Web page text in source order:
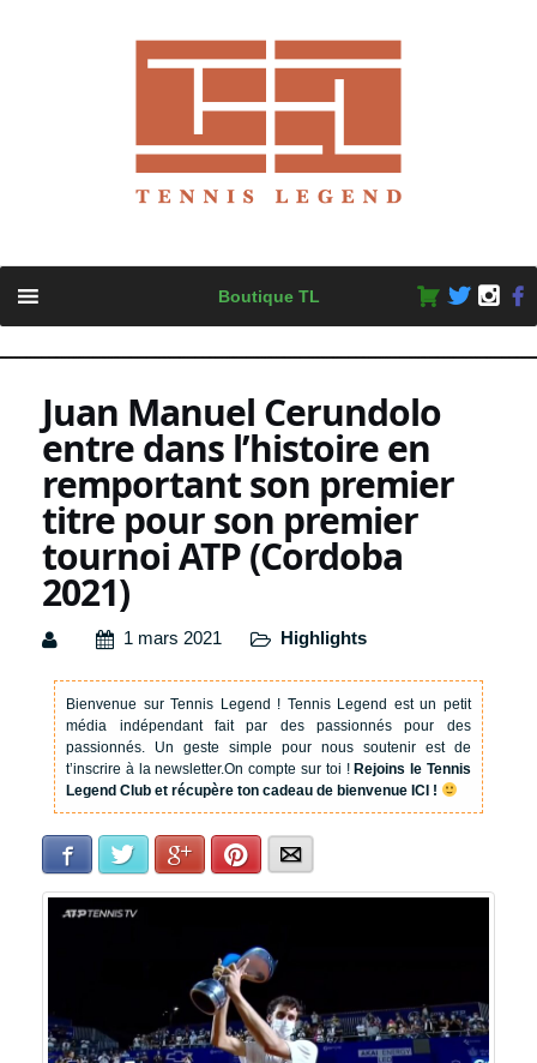
content
Boutique TL
Juan Manuel Cerundolo
entre dans l’histoire en
remportant son premier
titre pour son premier
tournoi ATP (Cordoba
2021)
1 mars 2021 Highlights
Bienvenue sur Tennis Legend ! Tennis Legend est un petit
média indépendant fait par des passionnés pour des
passionnés. Un geste simple pour nous soutenir est de
t’inscrire à la newsletter.On compte sur toi !Rejoins le Tennis
Legend Club et récupère ton cadeau de bienvenue ICI !
Facebook Twitter Google+Pinterest